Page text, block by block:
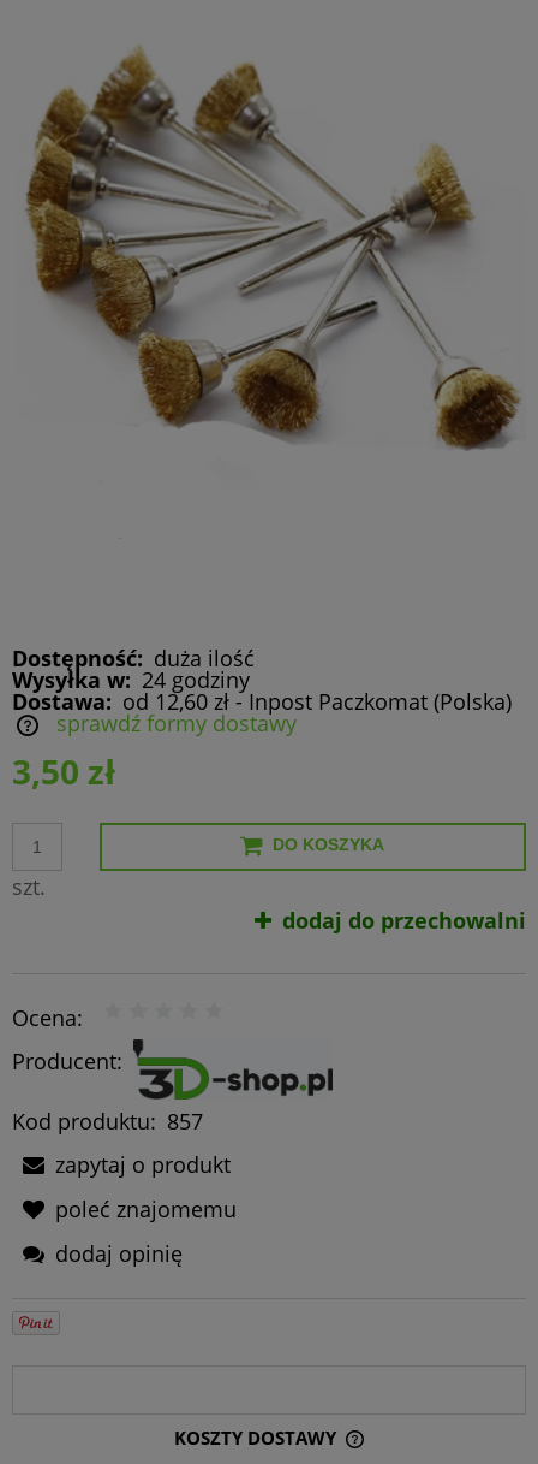
Dostępność: duża ilość
Wysyłka w: 24 godziny
Dostawa: od 12,60 zł - Inpost Paczkomat (Polska)
sprawdź formy dostawy
3,50 zł
szt.
DO KOSZYKA
dodaj do przechowalni
Ocena:
Producent:
Kod produktu: 857
zapytaj o produkt
poleć znajomemu
dodaj opinię
KOSZTY DOSTAWY
CENA NIE ZAWIERA EWENTUALNYCH KOSZTÓW PŁATNOŚCI